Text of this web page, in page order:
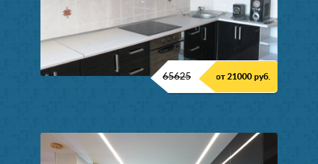
65625 от 21000 руб.